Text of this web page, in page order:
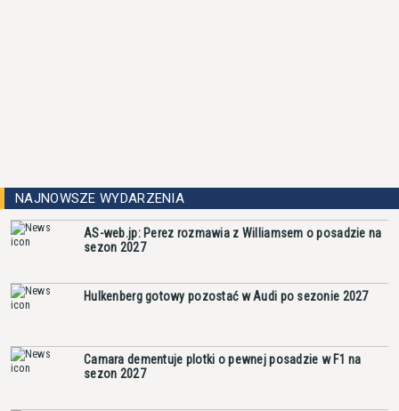
NAJNOWSZE WYDARZENIA
AS-web.jp: Perez rozmawia z Williamsem o posadzie na
sezon 2027
Hulkenberg gotowy pozostać w Audi po sezonie 2027
Camara dementuje plotki o pewnej posadzie w F1 na
sezon 2027